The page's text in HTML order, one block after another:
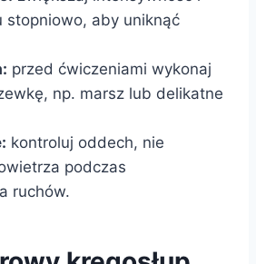
stopniowo, aby uniknąć
przed ćwiczeniami wykonaj
np. marsz lub delikatne
kontroluj oddech, nie
podczas
ruchów.